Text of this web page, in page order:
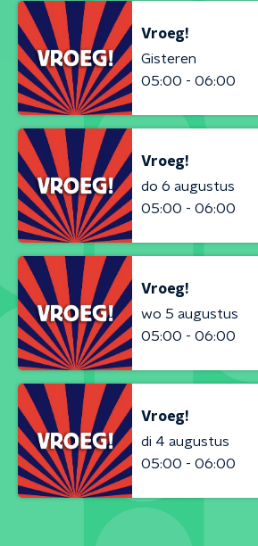
Vroeg!
Gisteren
05:00 - 06:00
Vroeg!
do 6 augustus
05:00 - 06:00
Vroeg!
wo 5 augustus
05:00 - 06:00
Vroeg!
di 4 augustus
05:00 - 06:00